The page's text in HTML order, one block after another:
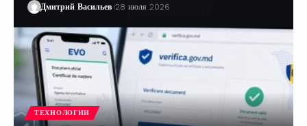
Дмитрий Васильев 28 июля 2026
ТЕХНОЛОГИИ